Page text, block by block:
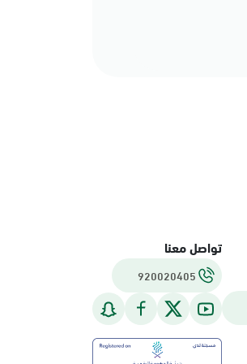
تواصل معنا
920020405